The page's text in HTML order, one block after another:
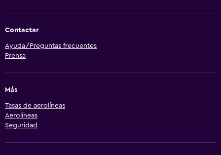
Contactar
Ayuda/Preguntas frecuentes
Prensa
Más
Tasas de aerolíneas
Aerolíneas
Seguridad